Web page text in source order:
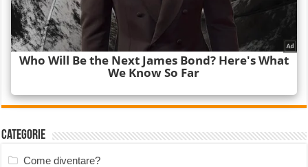
Categorie
Come diventare?